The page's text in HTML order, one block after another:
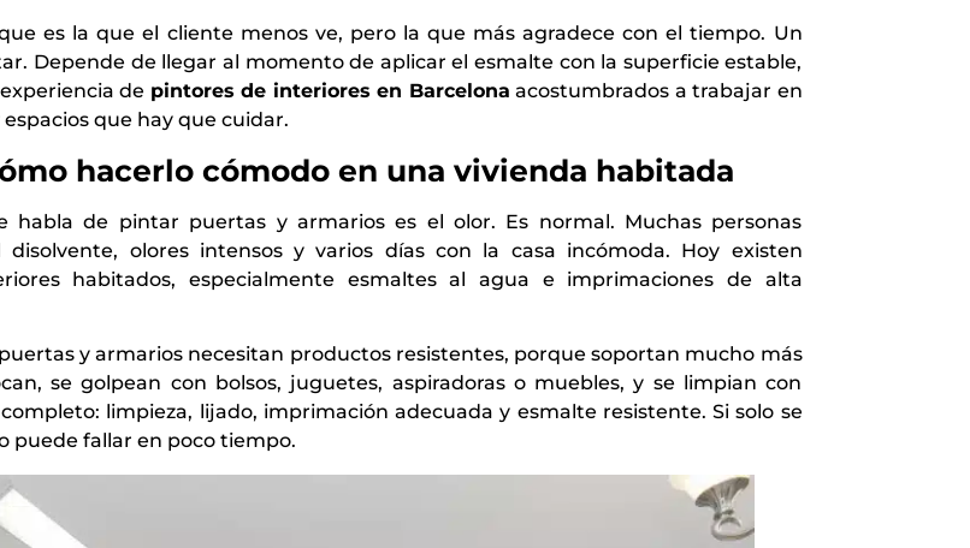
es la que el cliente menos ve, pero la que más agradece con el tiempo. Un
Depende de llegar al momento de aplicar el esmalte con la superficie estable,
de pintores de interiores en Barcelona acostumbrados a trabajar en
que hay que cuidar.
hacerlo cómodo en una vivienda habitada
habla de pintar puertas y armarios es el olor. Es normal. Muchas personas
olores intensos y varios días con la casa incómoda. Hoy existen
habitados, especialmente esmaltes al agua e imprimaciones de alta
y armarios necesitan productos resistentes, porque soportan mucho más
se golpean con bolsos, juguetes, aspiradoras o muebles, y se limpian con
limpieza, lijado, imprimación adecuada y esmalte resistente. Si solo se
puede fallar en poco tiempo.